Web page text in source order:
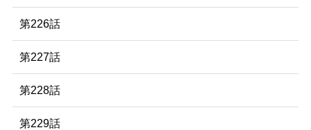
第226話
第227話
第228話
第229話